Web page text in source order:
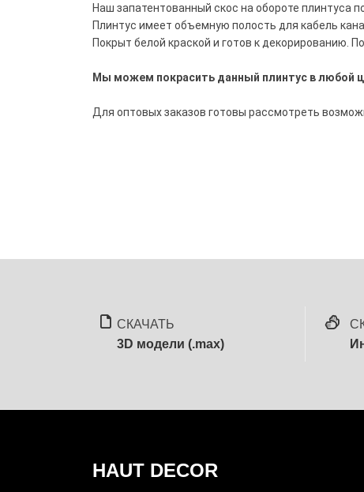
Наш запатентованный скос на обороте плинтуса
Плинтус имеет объемную полость для кабель
Покрыт белой краской и готов к декорированию.
Мы можем покрасить данный плинтус в любой
Для оптовых заказов готовы рассмотреть
СКАЧАТЬ
3D модели (.max)
HAUT DECOR